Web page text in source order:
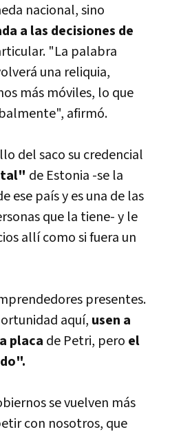
nacional, sino
a las decisiones de
"La palabra
una reliquia,
más móviles, lo que
afirmó.
del saco su credencial
de Estonia -se la
ese paí­s y es una de las
que la tiene- y le
allí­ como si fuera un
presentes.
aquí­, usen a
placa de Petri, pero el
se vuelven más
con nosotros, que